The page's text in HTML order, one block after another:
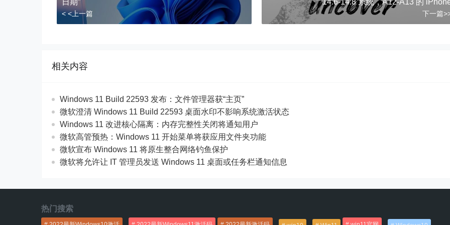
日期”
< <上一篇
14.6-14.8 系统，A12-A13 的
下一篇
相关内容
Windows 11 Build 22593 发布：文件管理器获“主页”
微软澄清 Windows 11 Build 22593 桌面水印不影响系统激活状态
Windows 11 改进核心隔离：内存完整性关闭将通知用户
微软高管预热：Windows 11 开始菜单将获应用文件夹功能
微软宣布 Windows 11 将原生整合网络钓鱼保护
微软将允许让 IT 管理员发送 Windows 11 桌面或任务栏通知信息
热门搜索